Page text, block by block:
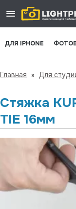
ДЛЯ IPHONE
Главная » Для
Стяжка
TIE 16мм